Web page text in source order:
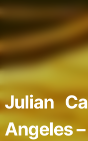
Julian
Angeles